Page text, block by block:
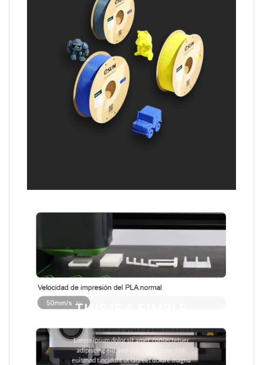
THIS IS A SIMPLE
Lorem ipsum dolor sit amet, consectetuer
adipiscing elit, sed diam nonummy nibh
euismod tincidunt ut laoreet dolore magna